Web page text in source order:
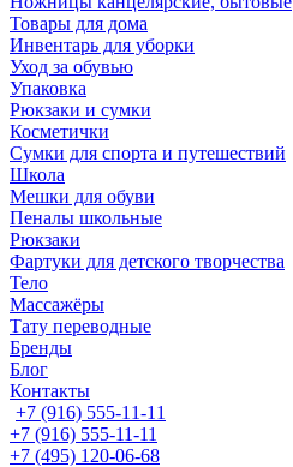
Товары для дома
Инвентарь для уборки
Уход за обувью
Упаковка
Рюкзаки и сумки
Косметички
Сумки для спорта и путешествий
Школа
Мешки для обуви
Пеналы школьные
Рюкзаки
Фартуки для детского творчества
Тело
Массажёры
Тату переводные
Бренды
Блог
Контакты
+7 (916) 555-11-11
+7 (916) 555-11-11
+7 (495) 120-06-68